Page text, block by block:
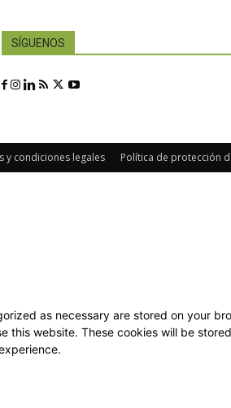
SÍGUENOS
y condiciones legales Política de protección
as necessary are stored on your
website. These cookies will be